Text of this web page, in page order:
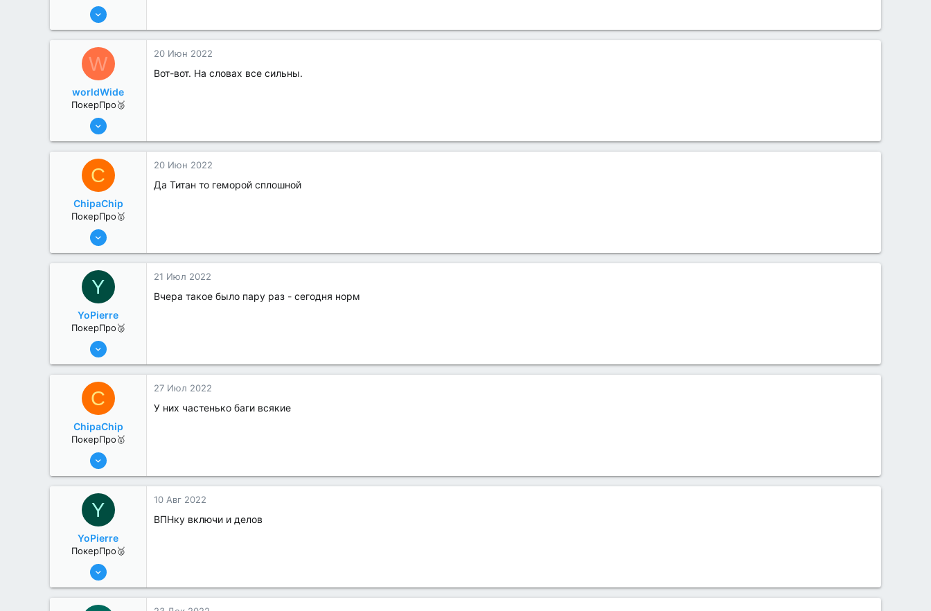
13 Июн 2022
2
W
worldWide
ПокерПро🥈
13 Июн 2022
0
20 Июн 2022
Вот-вот. На словах все сильны.
C
ChipaChip
ПокерПро🥇
8 Июн 2022
2
20 Июн 2022
Да Титан то геморой сплошной
Y
YoPierre
ПокерПро🥈
13 Июн 2022
0
21 Июл 2022
Вчера такое было пару раз - сегодня норм
C
ChipaChip
ПокерПро🥇
8 Июн 2022
2
27 Июл 2022
У них частенько баги всякие
Y
YoPierre
ПокерПро🥈
13 Июн 2022
0
10 Авг 2022
ВПНку включи и делов